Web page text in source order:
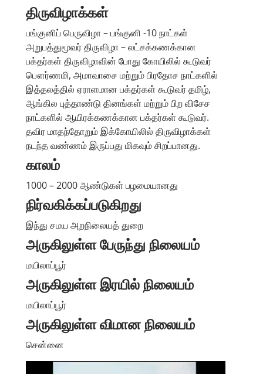
திருவிழாக்கள்
பங்குனிப் பெருவிழா – பங்குனி -10 நாட்கள்
அறுபத்துமூவர் திருவிழா – லட்சக்கணக்கான
பக்தர்கள் திருவிழாவின் போது கோயிலில் கூடுவர்
பௌர்ணமி, அமாவாசை மற்றும் பிரதோச நாட்களில்
இத்தலத்தில் ஏராளமான பக்தர்கள் கூடுவர் தமிழ்,
ஆங்கில புத்தாண்டு தினங்கள் மற்றும் பிற விசேச
நாட்களில் ஆயிரக்கணக்கான பக்தர்கள் கூடுவர்.
தவிர மாதந்தோறும் இக்கோயிலில் திருவிழாக்கள்
நடந்த வண்ணம் இருப்பது மிகவும் சிறப்பானது.
காலம்
1000 – 2000 ஆண்டுகள் பழமையானது
நிர்வகிக்கப்படுகிறது
இந்து சமய அறநிலையத் துறை
அருகிலுள்ள பேருந்து நிலையம்
மயிலாப்பூர்
அருகிலுள்ள இரயில் நிலையம்
மயிலாப்பூர்
அருகிலுள்ள விமான நிலையம்
சென்னை